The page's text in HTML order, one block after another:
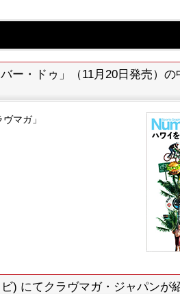
ー・ドゥ」（11月20日発売）
マガ」
) にてクラヴマガ・ジャパンが